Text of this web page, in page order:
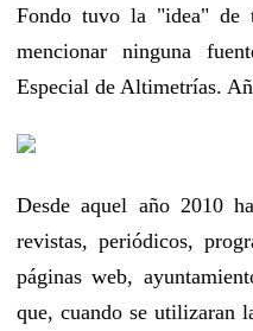
Fondo tuvo la "idea" de
mencionar ninguna
Especial de Altimetrías.
Desde aquel año 2010
revistas, periódicos,
páginas web,
que, cuando se utilizaran